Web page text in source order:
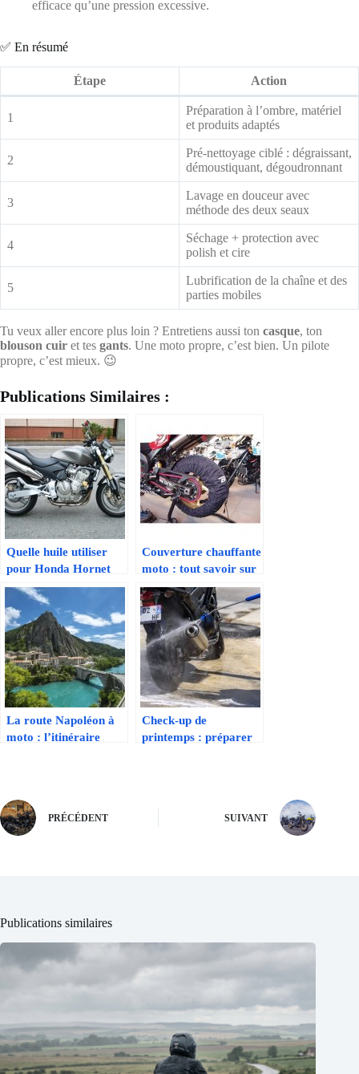
efficace qu’une pression excessive.
✅ En résumé
Étape Action
1
Préparation à l’ombre, matériel
et produits adaptés
2
Pré-nettoyage ciblé : dégraissant,
démoustiquant, dégoudronnant
3
Lavage en douceur avec
méthode des deux seaux
4
Séchage + protection avec
polish et cire
5
Lubrification de la chaîne et des
parties mobiles
Tu veux aller encore plus loin ? Entretiens aussi ton casque, ton
blouson cuir et tes gants. Une moto propre, c’est bien. Un pilote
propre, c’est mieux. 😉
Publications Similaires :
Quelle huile utiliser
pour Honda Hornet
600 ?
Couverture chauffante
moto : tout savoir sur
ce produit méconnu
La route Napoléon à
moto : l’itinéraire
Check-up de
printemps : préparer
PRÉCÉDENT SUIVANT
Publications similaires